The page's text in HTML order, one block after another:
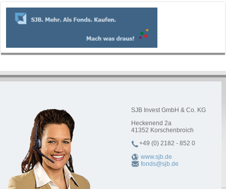
SJB Invest GmbH & Co. KG
Heckenend 2a
41352 Korschenbroich
+49 (0) 2182 - 852 0
www.sjb.de
fonds@sjb.de